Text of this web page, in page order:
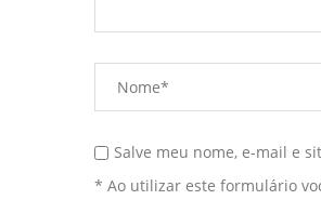
Salve meu nome, e-mail e
* Ao utilizar este formulário